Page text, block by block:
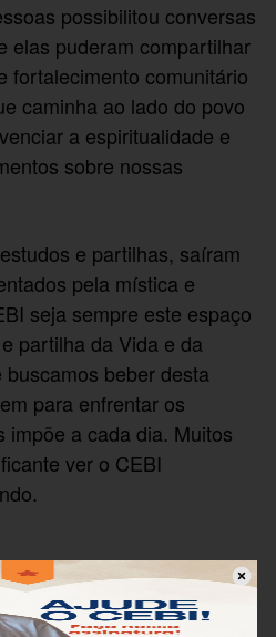
possibilitou conversas
elas puderam compartilhar
fortalecimento comunitário
caminha ao lado do povo
a espiritualidade e
sobre nossas
e partilhas, saíram
pela mística e
seja sempre este espaço
partilha da Vida e da
beber desta
para enfrentar os
impõe a cada dia. Muitos
ver o CEBI
seus trabalhos em 2018
a liderança de Jair de